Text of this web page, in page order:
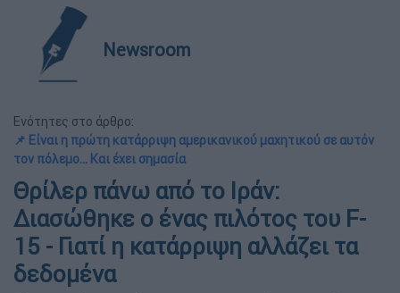
Newsroom
Ενότητες στο άρθρο:
📌 Είναι η πρώτη κατάρριψη αμερικανικού μαχητικού σε αυτόν
τον πόλεμο... Και έχει σημασία
Θρίλερ πάνω από το Ιράν:
Διασώθηκε ο ένας πιλότος του F-
15 - Γιατί η κατάρριψη αλλάζει τα
δεδομένα